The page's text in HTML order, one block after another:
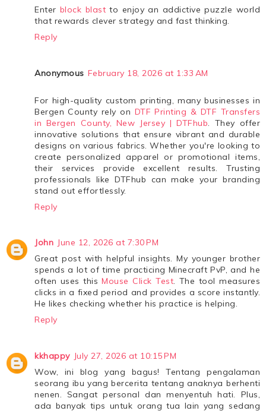
Enter block blast to enjoy an addictive puzzle world
that rewards clever strategy and fast thinking.
Reply
Anonymous February 18, 2026 at 1:33 AM
For high-quality custom printing, many businesses in
Bergen County rely on DTF Printing & DTF Transfers
in Bergen County, New Jersey | DTFhub. They offer
innovative solutions that ensure vibrant and durable
designs on various fabrics. Whether you're looking to
create personalized apparel or promotional items,
their services provide excellent results. Trusting
professionals like DTFhub can make your branding
stand out effortlessly.
Reply
John June 12, 2026 at 7:30 PM
Great post with helpful insights. My younger brother
spends a lot of time practicing Minecraft PvP, and he
often uses thisMouse Click Test. The tool measures
clicks in a fixed period and provides a score instantly.
He likes checking whether his practice is helping.
Reply
kkhappy July 27, 2026 at 10:15 PM
Wow, ini blog yang bagus! Tentang pengalaman
seorang ibu yang bercerita tentang anaknya berhenti
nenen. Sangat personal dan menyentuh hati. Plus,
ada banyak tips untuk orang tua lain yang sedang